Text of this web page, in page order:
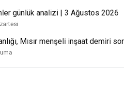
günlük analizi | 3 Ağustos 2026
Mısır menşeli inşaat demiri